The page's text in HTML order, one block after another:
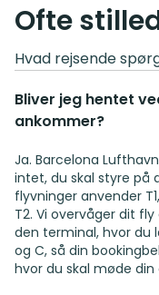
Ofte
Hvad rejsende
Bliver jeg hentet
ankommer?
Ja. Barcelona
intet, du skal styre på
flyvninger anvender
T2. Vi overvåger dit
den terminal, hvor du
og C, så din
hvor du skal møde